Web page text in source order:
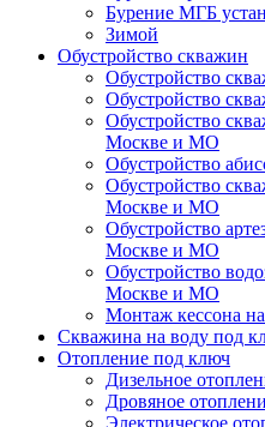
Бурение МГБ
Зимой
Обустройство скважин
Обустройство
Обустройство
Обустройство
Москве и МО
Обустройство
Обустройство
Москве и МО
Обустройство
Москве и МО
Обустройство
Москве и МО
Монтаж кессона
Скважина на воду под
Отопление под ключ
Дизельное
Дровяное
Электрическое